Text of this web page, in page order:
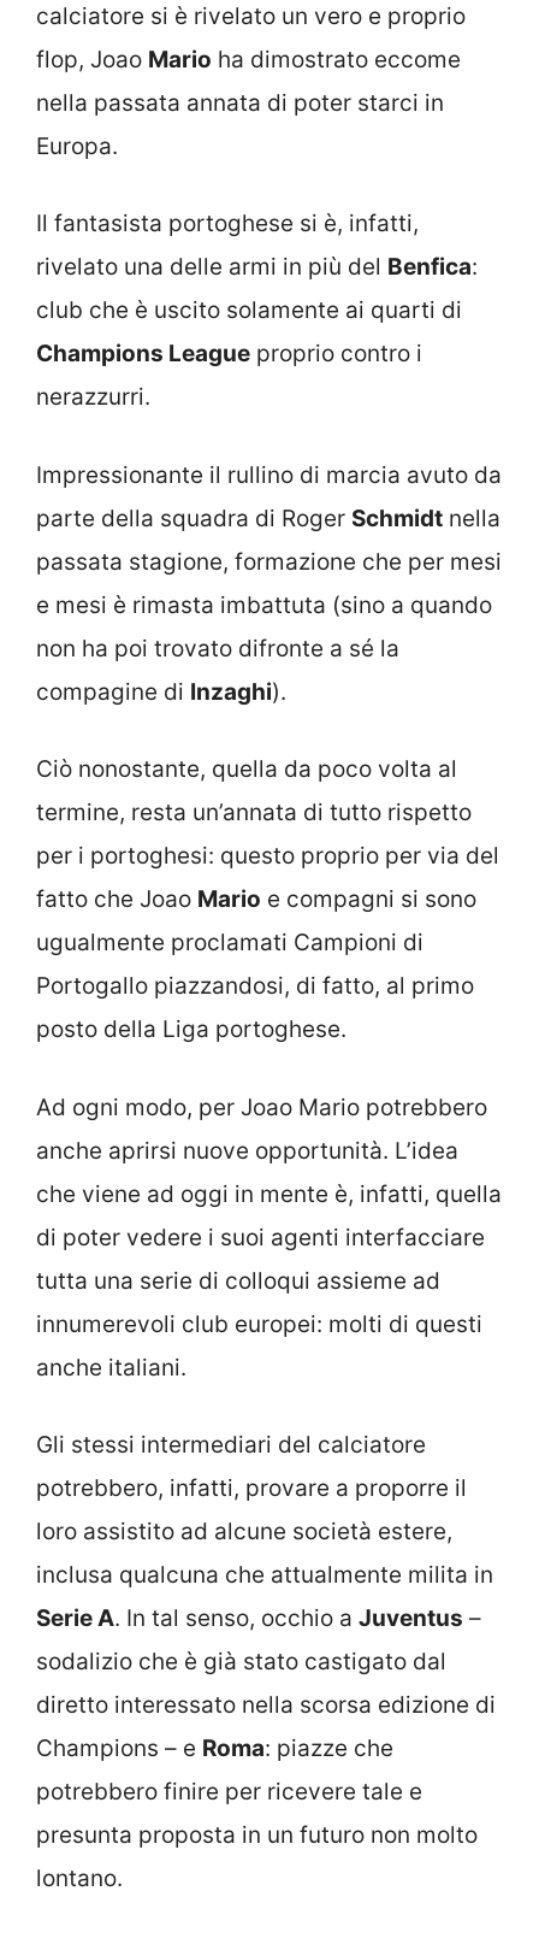
calciatore si è rivelato un vero e proprio
flop, Joao Mario ha dimostrato eccome
nella passata annata di poter starci in
Europa.
Il fantasista portoghese si è, infatti,
rivelato una delle armi in più del Benfica:
club che è uscito solamente ai quarti di
Champions League proprio contro i
nerazzurri.
Impressionante il rullino di marcia avuto da
parte della squadra di Roger Schmidt nella
passata stagione, formazione che per mesi
e mesi è rimasta imbattuta (sino a quando
non ha poi trovato difronte a sé la
compagine di Inzaghi).
Ciò nonostante, quella da poco volta al
termine, resta un’annata di tutto rispetto
per i portoghesi: questo proprio per via del
fatto che Joao Mario e compagni si sono
ugualmente proclamati Campioni di
Portogallo piazzandosi, di fatto, al primo
posto della Liga portoghese.
Ad ogni modo, per Joao Mario potrebbero
anche aprirsi nuove opportunità. L’idea
che viene ad oggi in mente è, infatti, quella
di poter vedere i suoi agenti interfacciare
tutta una serie di colloqui assieme ad
innumerevoli club europei: molti di questi
anche italiani.
Gli stessi intermediari del calciatore
potrebbero, infatti, provare a proporre il
loro assistito ad alcune società estere,
inclusa qualcuna che attualmente milita in
Serie A. In tal senso, occhio a Juventus –
sodalizio che è già stato castigato dal
diretto interessato nella scorsa edizione di
Champions – e Roma: piazze che
potrebbero finire per ricevere tale e
presunta proposta in un futuro non molto
lontano.